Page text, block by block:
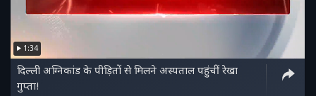
1:34
दिल्ली अग्निकांड के पीड़ितों से मिलने अस्पताल पहुंचीं रेखा
गुप्ता!